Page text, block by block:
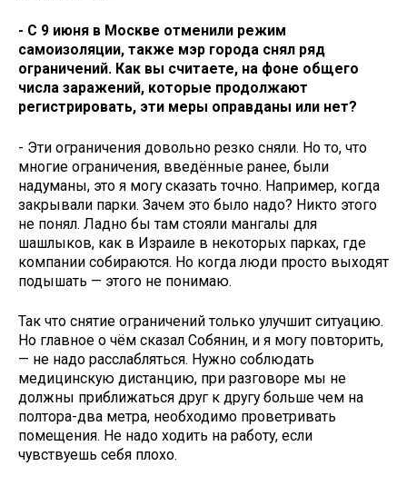
- С 9 июня в Москве отменили режим
самоизоляции, также мэр города снял ряд
ограничений. Как вы считаете, на фоне общего
числа заражений, которые продолжают
регистрировать, эти меры оправданы или нет?
- Эти ограничения довольно резко сняли. Но то, что
многие ограничения, введённые ранее, были
надуманы, это я могу сказать точно. Например, когда
закрывали парки. Зачем это было надо? Никто этого
не понял. Ладно бы там стояли мангалы для
шашлыков, как в Израиле в некоторых парках, где
компании собираются. Но когда люди просто выходят
подышать — этого не понимаю.
Так что снятие ограничений только улучшит ситуацию.
Но главное о чём сказал Собянин, и я могу повторить,
— не надо расслабляться. Нужно соблюдать
медицинскую дистанцию, при разговоре мы не
должны приближаться друг к другу больше чем на
полтора-два метра, необходимо проветривать
помещения. Не надо ходить на работу, если
чувствуешь себя плохо.